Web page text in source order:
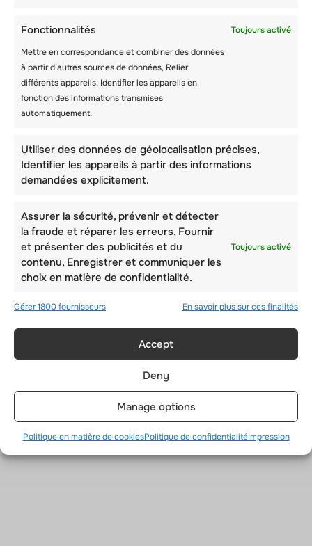
Fonctionnalités
Toujours activé
Mettre en correspondance et combiner des données
à partir d’autres sources de données, Relier
différents appareils, Identifier les appareils en
fonction des informations transmises
automatiquement.
Utiliser des données de géolocalisation précises,
Identifier les appareils à partir des informations
demandées explicitement.
Assurer la sécurité, prévenir et détecter
la fraude et réparer les erreurs, Fournir
et présenter des publicités et du
contenu, Enregistrer et communiquer les
choix en matière de confidentialité.
Toujours activé
Gérer 1800 fournisseurs En savoir plus sur ces finalités
Accept
Deny
Manage options
Politique en matière de cookiesPolitique de confidentialitéImpression